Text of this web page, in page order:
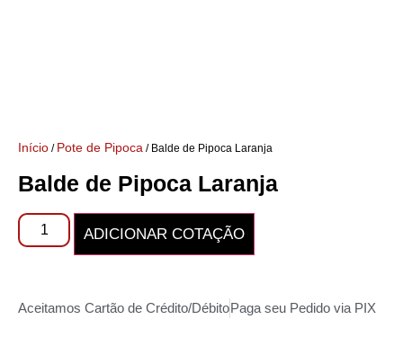
Início / Pote de Pipoca / Balde de Pipoca Laranja
Balde de Pipoca Laranja
ADICIONAR COTAÇÃO
Aceitamos Cartão de Crédito/DébitoPaga seu Pedido via PIX